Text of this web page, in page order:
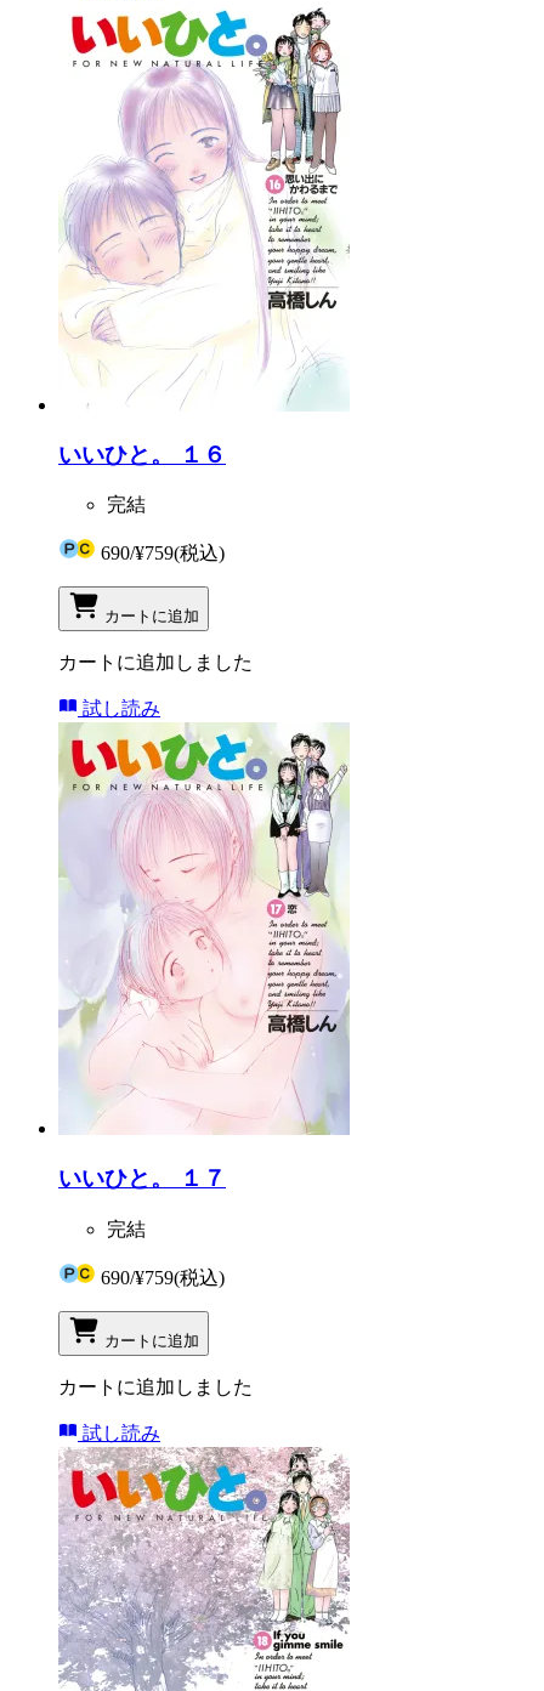
いいひと。 １６
完結
690/¥759(税込)
カートに追加
カートに追加しました
試し読み
いいひと。 １７
完結
690/¥759(税込)
カートに追加
カートに追加しました
試し読み